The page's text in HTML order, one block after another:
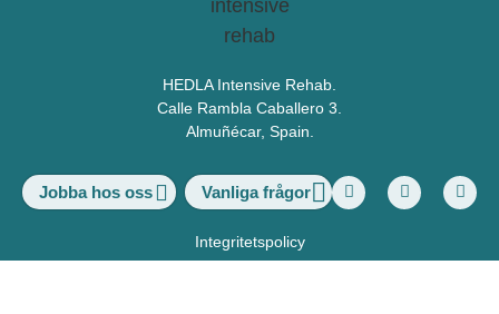
HEDLA Intensive Rehab.
Calle Rambla Caballero 3.
Almuñécar, Spain.
Jobba hos oss Vanliga frågor
Integritetspolicy